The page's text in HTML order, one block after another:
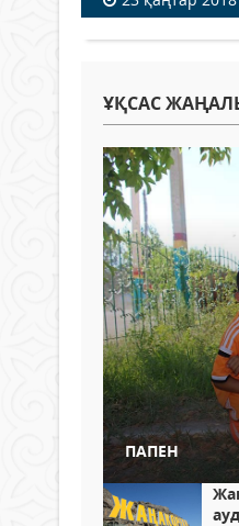
ҰҚСАС
ПАПЕН